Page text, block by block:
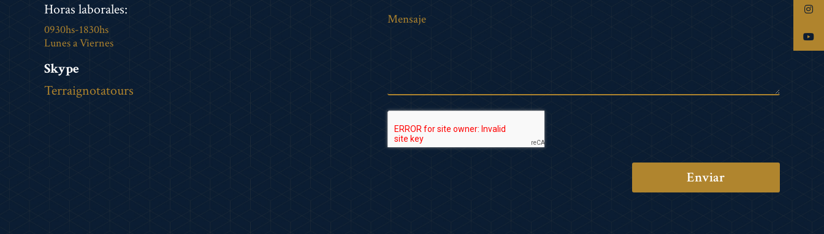
Horas laborales:
0930hs-1830hs
Lunes a Viernes
Skype
Terraignotatours
Mensaje
Enviar